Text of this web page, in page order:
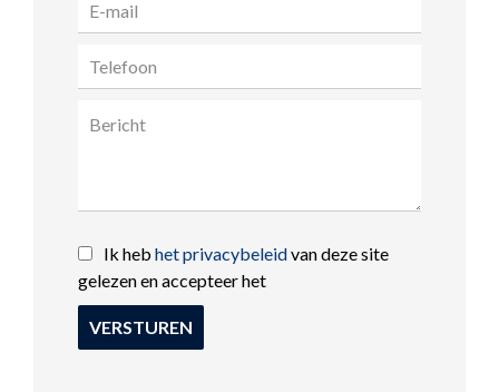
Ik heb het privacybeleidvan deze site
gelezen en accepteer het
VERSTUREN